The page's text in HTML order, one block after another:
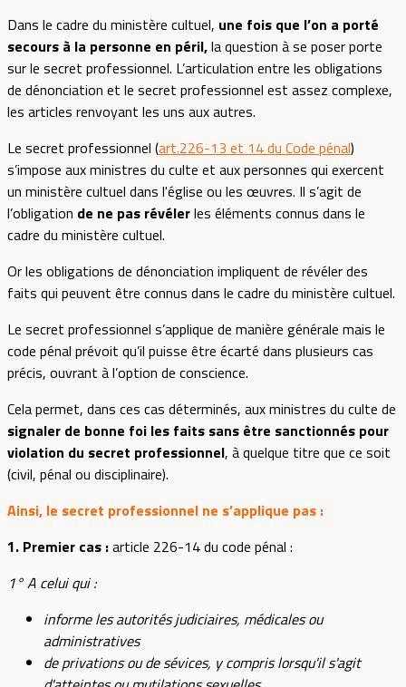
Dans le cadre du ministère cultuel, une fois que l’on a porté
secours à la personne en péril,la question à se poser porte
sur le secret professionnel. L’articulation entre les obligations
de dénonciation et le secret professionnel est assez complexe,
les articles renvoyant les uns aux autres.
Le secret professionnel (art.226-13 et 14 du Code pénal)
s’impose aux ministres du culte et aux personnes qui exercent
un ministère cultuel dans l'église ou les œuvres. Il s’agit de
l’obligation de ne pas révélerles éléments connus dans le
cadre du ministère cultuel.
Or les obligations de dénonciation impliquent de révéler des
faits qui peuvent être connus dans le cadre du ministère cultuel.
Le secret professionnel s’applique de manière générale mais le
code pénal prévoit qu’il puisse être écarté dans plusieurs cas
précis, ouvrant à l’option de conscience.
Cela permet, dans ces cas déterminés, aux ministres du culte de
signaler de bonne foi les faits sans être sanctionnés pour
violation du secret professionnel, à quelque titre que ce soit
(civil, pénal ou disciplinaire).
Ainsi, le secret professionnel ne s’applique pas :
1. Premier cas :article 226-14 du code pénal :
1° A celui qui :
informe les autorités judiciaires, médicales ou
administratives
de privations ou de sévices, y compris lorsqu'il s'agit